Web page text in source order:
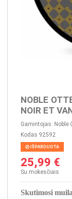
NOBLE
NOIR ET
Gamintojas: Noble
Kodas 92592
IŠPARDUOTA
25,99 €
Su mokesčiais
Skutimosi